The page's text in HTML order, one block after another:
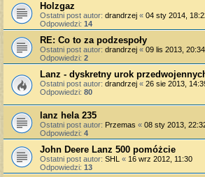
Holzgaz
Ostatni post autor: drandrzej « 04 sty 2014,
Odpowiedzi: 14
RE: Co to za podzespoły
Ostatni post autor: drandrzej « 09 lis 2013, 20:34
Odpowiedzi: 2
Lanz - dyskretny urok
Ostatni post autor: drandrzej « 26 sie 2013,
Odpowiedzi: 80
lanz hela 235
Ostatni post autor: Przemas « 08 sty 2013,
Odpowiedzi: 4
John Deere Lanz 500 pomóżcie
Ostatni post autor: SHL « 16 wrz 2012, 11:30
Odpowiedzi: 13